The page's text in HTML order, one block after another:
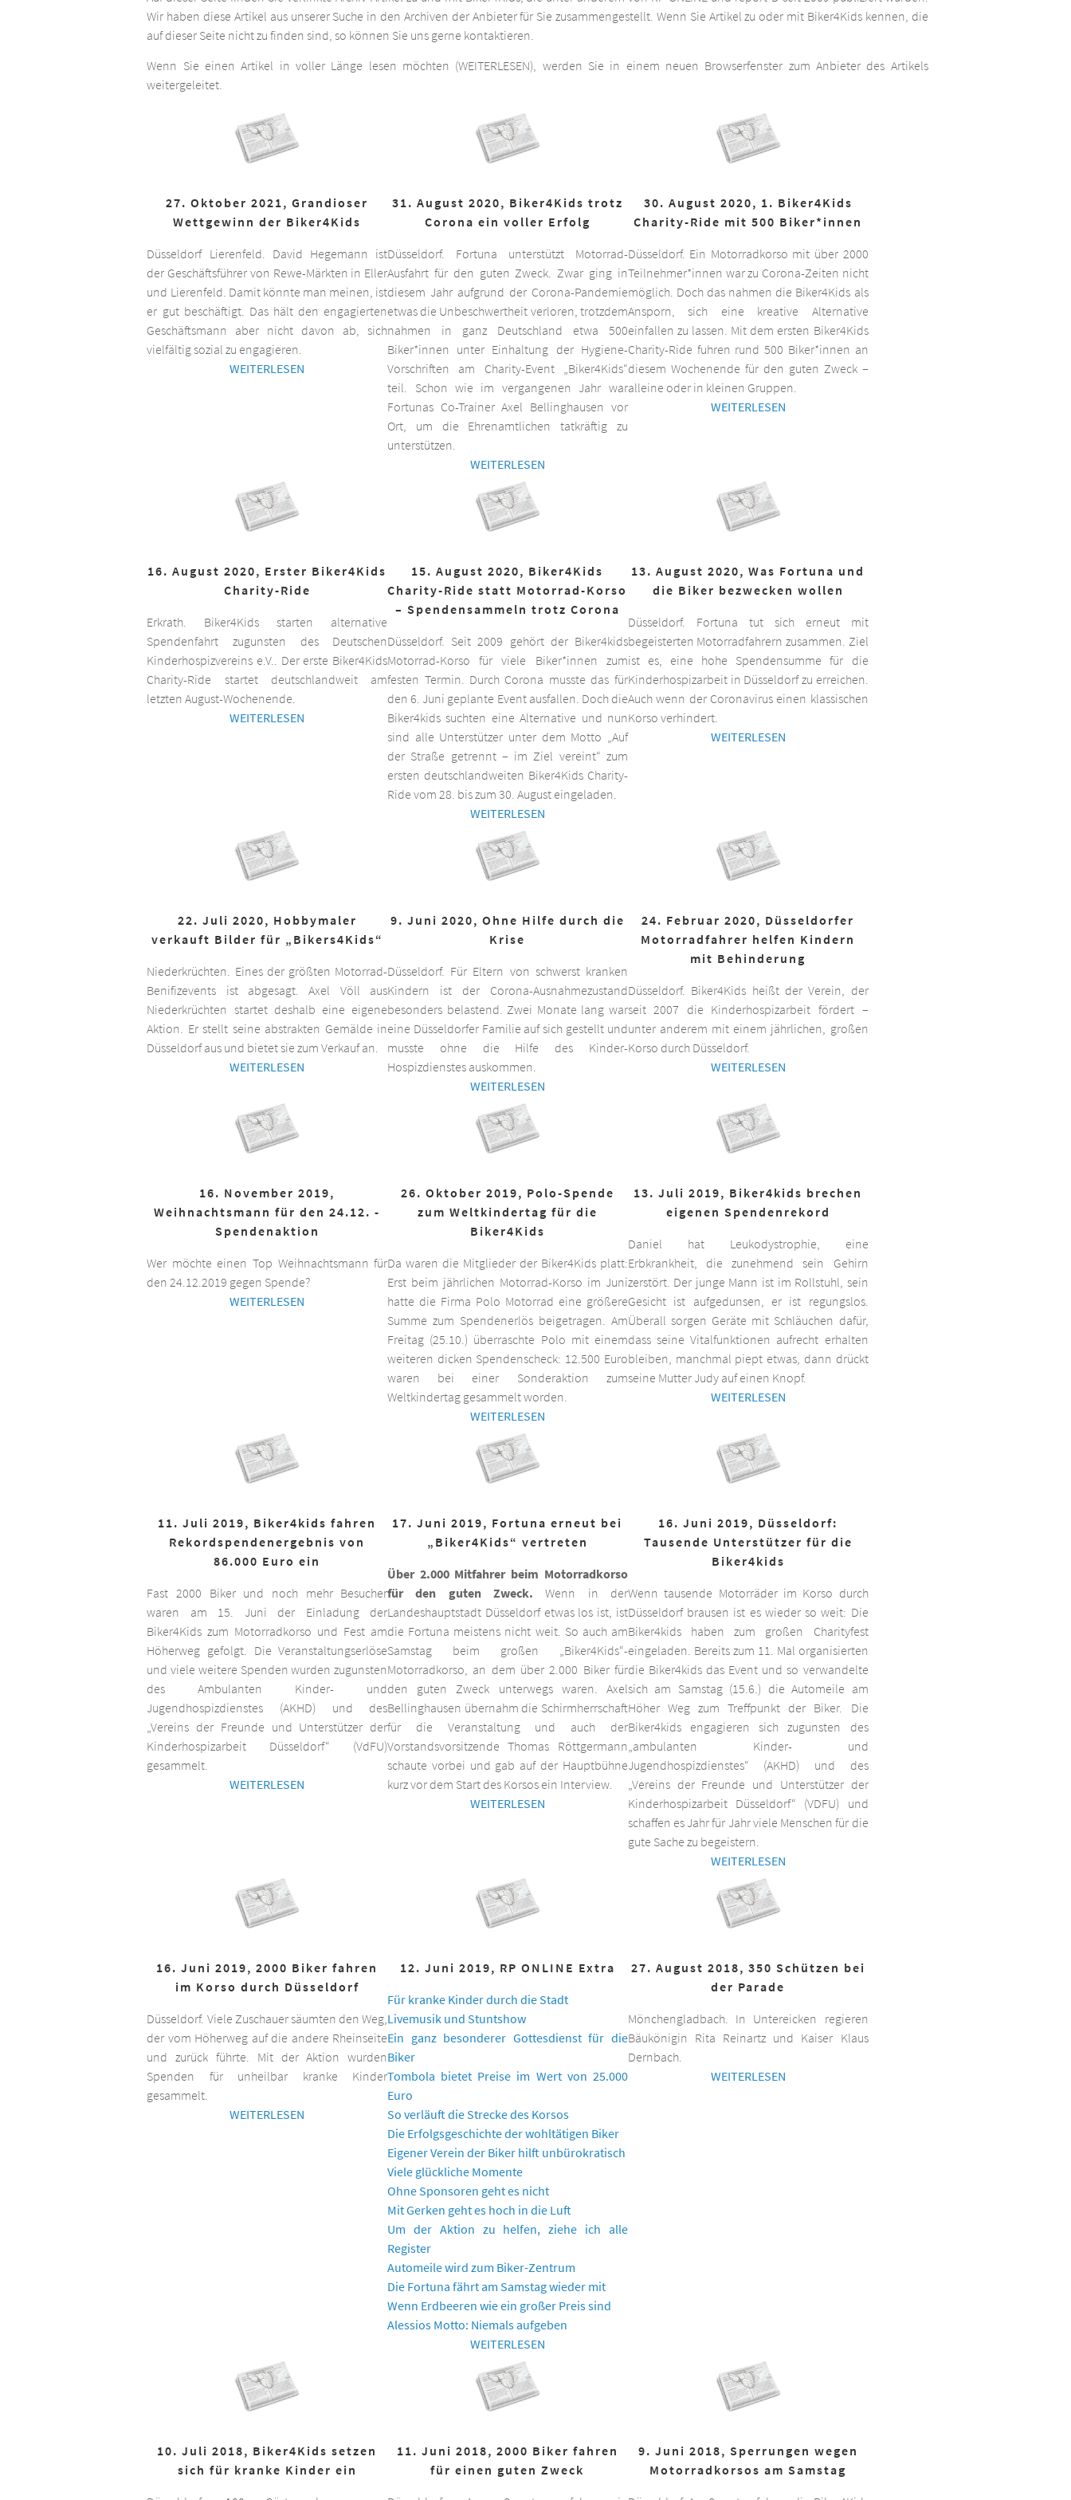
Wir haben diese Artikel aus unserer Suche in den Archiven der Anbieter für Sie zusammengestellt. Wenn Sie Artikel zu oder mit Biker4Kids kennen, die
auf dieser Seite nicht zu finden sind, so können Sie uns gerne kontaktieren.
Wenn Sie einen Artikel in voller Länge lesen möchten (WEITERLESEN), werden Sie in einem neuen Browserfenster zum Anbieter des Artikels
weitergeleitet.
27. Oktober 2021, Grandioser
Wettgewinn der Biker4Kids
Düsseldorf Lierenfeld. David Hegemann ist
der Geschäftsführer von Rewe-Märkten in Eller
und Lierenfeld. Damit könnte man meinen, ist
er gut beschäftigt. Das hält den engagierten
Geschäftsmann aber nicht davon ab, sich
vielfältig sozial zu engagieren.
WEITERLESEN
31. August 2020, Biker4Kids trotz
Corona ein voller Erfolg
Düsseldorf. Fortuna unterstützt Motorrad-
Ausfahrt für den guten Zweck. Zwar ging in
diesem Jahr aufgrund der Corona-Pandemie
etwas die Unbeschwertheit verloren, trotzdem
nahmen in ganz Deutschland etwa 500
Biker*innen unter Einhaltung der Hygiene-
Vorschriften am Charity-Event „Biker4Kids“
teil. Schon wie im vergangenen Jahr war
Fortunas Co-Trainer Axel Bellinghausen vor
Ort, um die Ehrenamtlichen tatkräftig zu
unterstützen.
WEITERLESEN
30. August 2020, 1. Biker4Kids
Charity-Ride mit 500 Biker*innen
Düsseldorf. Ein Motorradkorso mit über 2000
Teilnehmer*innen war zu Corona-Zeiten nicht
möglich. Doch das nahmen die Biker4Kids als
Ansporn, sich eine kreative Alternative
einfallen zu lassen. Mit dem ersten Biker4Kids
Charity-Ride fuhren rund 500 Biker*innen an
diesem Wochenende für den guten Zweck –
alleine oder in kleinen Gruppen.
WEITERLESEN
16. August 2020, Erster Biker4Kids
Charity-Ride
Erkrath. Biker4Kids starten alternative
Spendenfahrt zugunsten des Deutschen
Kinderhospizvereins e.V.. Der erste Biker4Kids
Charity-Ride startet deutschlandweit am
letzten August-Wochenende.
WEITERLESEN
15. August 2020, Biker4Kids
Charity-Ride statt Motorrad-Korso
– Spendensammeln trotz Corona
Düsseldorf. Seit 2009 gehört der Biker4kids
Motorrad-Korso für viele Biker*innen zum
festen Termin. Durch Corona musste das für
den 6. Juni geplante Event ausfallen. Doch die
Biker4kids suchten eine Alternative und nun
sind alle Unterstützer unter dem Motto „Auf
der Straße getrennt – im Ziel vereint“ zum
ersten deutschlandweiten Biker4Kids Charity-
Ride vom 28. bis zum 30. August eingeladen.
WEITERLESEN
13. August 2020, Was Fortuna und
die Biker bezwecken wollen
Düsseldorf. Fortuna tut sich erneut mit
begeisterten Motorradfahrern zusammen. Ziel
ist es, eine hohe Spendensumme für die
Kinderhospizarbeit in Düsseldorf zu erreichen.
Auch wenn der Coronavirus einen klassischen
Korso verhindert.
WEITERLESEN
22. Juli 2020, Hobbymaler
verkauft Bilder für „Bikers4Kids“
Niederkrüchten. Eines der größten Motorrad-
Benifizevents ist abgesagt. Axel Völl aus
Niederkrüchten startet deshalb eine eigene
Aktion. Er stellt seine abstrakten Gemälde in
Düsseldorf aus und bietet sie zum Verkauf an.
WEITERLESEN
9. Juni 2020, Ohne Hilfe durch die
Krise
Düsseldorf. Für Eltern von schwerst kranken
Kindern ist der Corona-Ausnahmezustand
besonders belastend. Zwei Monate lang war
eine Düsseldorfer Familie auf sich gestellt und
musste ohne die Hilfe des Kinder-
Hospizdienstes auskommen.
WEITERLESEN
24. Februar 2020, Düsseldorfer
Motorradfahrer helfen Kindern
mit Behinderung
Düsseldorf. Biker4Kids heißt der Verein, der
seit 2007 die Kinderhospizarbeit fördert –
unter anderem mit einem jährlichen, großen
Korso durch Düsseldorf.
WEITERLESEN
16. November 2019,
Weihnachtsmann für den 24.12. -
Spendenaktion
Wer möchte einen Top Weihnachtsmann für
den 24.12.2019 gegen Spende?
WEITERLESEN
26. Oktober 2019, Polo-Spende
zum Weltkindertag für die
Biker4Kids
Da waren die Mitglieder der Biker4Kids platt:
Erst beim jährlichen Motorrad-Korso im Juni
hatte die Firma Polo Motorrad eine größere
Summe zum Spendenerlös beigetragen. Am
Freitag (25.10.) überraschte Polo mit einem
weiteren dicken Spendenscheck: 12.500 Euro
waren bei einer Sonderaktion zum
Weltkindertag gesammelt worden.
WEITERLESEN
13. Juli 2019, Biker4kids brechen
eigenen Spendenrekord
Daniel hat Leukodystrophie, eine
Erbkrankheit, die zunehmend sein Gehirn
zerstört. Der junge Mann ist im Rollstuhl, sein
Gesicht ist aufgedunsen, er ist regungslos.
Überall sorgen Geräte mit Schläuchen dafür,
dass seine Vitalfunktionen aufrecht erhalten
bleiben, manchmal piept etwas, dann drückt
seine Mutter Judy auf einen Knopf.
WEITERLESEN
11. Juli 2019, Biker4kids fahren
Rekordspendenergebnis von
86.000 Euro ein
Fast 2000 Biker und noch mehr Besucher
waren am 15. Juni der Einladung der
Biker4Kids zum Motorradkorso und Fest am
Höherweg gefolgt. Die Veranstaltungserlöse
und viele weitere Spenden wurden zugunsten
des Ambulanten Kinder- und
Jugendhospizdienstes (AKHD) und des
„Vereins der Freunde und Unterstützer der
Kinderhospizarbeit Düsseldorf“ (VdFU)
gesammelt.
WEITERLESEN
17. Juni 2019, Fortuna erneut bei
„Biker4Kids“ vertreten
Über 2.000 Mitfahrer beim Motorradkorso
für den guten Zweck. Wenn in der
Landeshauptstadt Düsseldorf etwas los ist, ist
die Fortuna meistens nicht weit. So auch am
Samstag beim großen „Biker4Kids“-
Motorradkorso, an dem über 2.000 Biker für
den guten Zweck unterwegs waren. Axel
Bellinghausen übernahm die Schirmherrschaft
für die Veranstaltung und auch der
Vorstandsvorsitzende Thomas Röttgermann
schaute vorbei und gab auf der Hauptbühne
kurz vor dem Start des Korsos ein Interview.
WEITERLESEN
16. Juni 2019, Düsseldorf:
Tausende Unterstützer für die
Biker4kids
Wenn tausende Motorräder im Korso durch
Düsseldorf brausen ist es wieder so weit: Die
Biker4kids haben zum großen Charityfest
eingeladen. Bereits zum 11. Mal organisierten
die Biker4kids das Event und so verwandelte
sich am Samstag (15.6.) die Automeile am
Höher Weg zum Treffpunkt der Biker. Die
Biker4kids engagieren sich zugunsten des
„ambulanten Kinder- und
Jugendhospizdienstes“ (AKHD) und des
„Vereins der Freunde und Unterstützer der
Kinderhospizarbeit Düsseldorf“ (VDFU) und
schaffen es Jahr für Jahr viele Menschen für die
gute Sache zu begeistern.
WEITERLESEN
16. Juni 2019, 2000 Biker fahren
im Korso durch Düsseldorf
Düsseldorf. Viele Zuschauer säumten den Weg,
der vom Höherweg auf die andere Rheinseite
und zurück führte. Mit der Aktion wurden
Spenden für unheilbar kranke Kinder
gesammelt.
WEITERLESEN
12. Juni 2019, RP ONLINE Extra
Für kranke Kinder durch die Stadt
Livemusik und Stuntshow
Ein ganz besonderer Gottesdienst für die
Biker
Tombola bietet Preise im Wert von 25.000
Euro
So verläuft die Strecke des Korsos
Die Erfolgsgeschichte der wohltätigen Biker
Eigener Verein der Biker hilft unbürokratisch
Viele glückliche Momente
Ohne Sponsoren geht es nicht
Mit Gerken geht es hoch in die Luft
Um der Aktion zu helfen, ziehe ich alle
Register
Automeile wird zum Biker-Zentrum
Die Fortuna fährt am Samstag wieder mit
Wenn Erdbeeren wie ein großer Preis sind
Alessios Motto: Niemals aufgeben
WEITERLESEN
27. August 2018, 350 Schützen bei
der Parade
Mönchengladbach. In Untereicken regieren
Bäukönigin Rita Reinartz und Kaiser Klaus
Dernbach.
WEITERLESEN
10. Juli 2018, Biker4Kids setzen
sich für kranke Kinder ein
11. Juni 2018, 2000 Biker fahren
für einen guten Zweck
9. Juni 2018, Sperrungen wegen
Motorradkorsos am Samstag